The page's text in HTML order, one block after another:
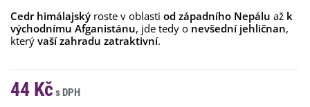
Cedr himálajský roste v oblasti od západního Nepálu až k
východnímu Afganistánu, jde tedy o nevšední jehličnan,
který vaší zahradu zatraktivní.
44 Kč